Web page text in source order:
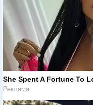
She Spent A Fortune To
Реклама